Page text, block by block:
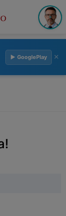
▶ GooglePlay ×